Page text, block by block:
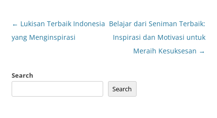
Post
navigation
← Lukisan Terbaik Indonesia
yang Menginspirasi
Belajar dari Seniman Terbaik:
Inspirasi dan Motivasi untuk
Meraih Kesuksesan →
Search
Search